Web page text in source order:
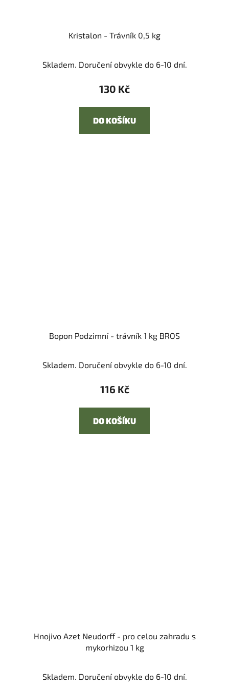
Kristalon - Trávník 0,5 kg
Skladem. Doručení obvykle do 6-10 dní.
130 Kč
DO KOŠÍKU
Bopon Podzimní - trávník 1 kg BROS
Skladem. Doručení obvykle do 6-10 dní.
116 Kč
DO KOŠÍKU
Hnojivo Azet Neudorff - pro celou zahradu s
mykorhizou 1 kg
Skladem. Doručení obvykle do 6-10 dní.